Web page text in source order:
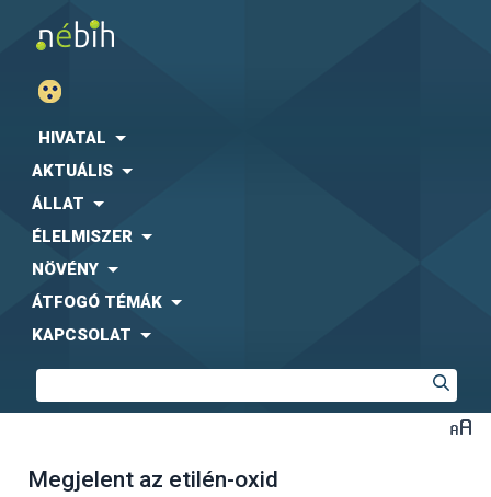
HIVATAL
AKTUÁLIS
ÁLLAT
ÉLELMISZER
NÖVÉNY
ÁTFOGÓ TÉMÁK
KAPCSOLAT
Megjelent az etilén-oxid